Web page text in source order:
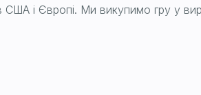
і Європі. Ми викупимо гру у